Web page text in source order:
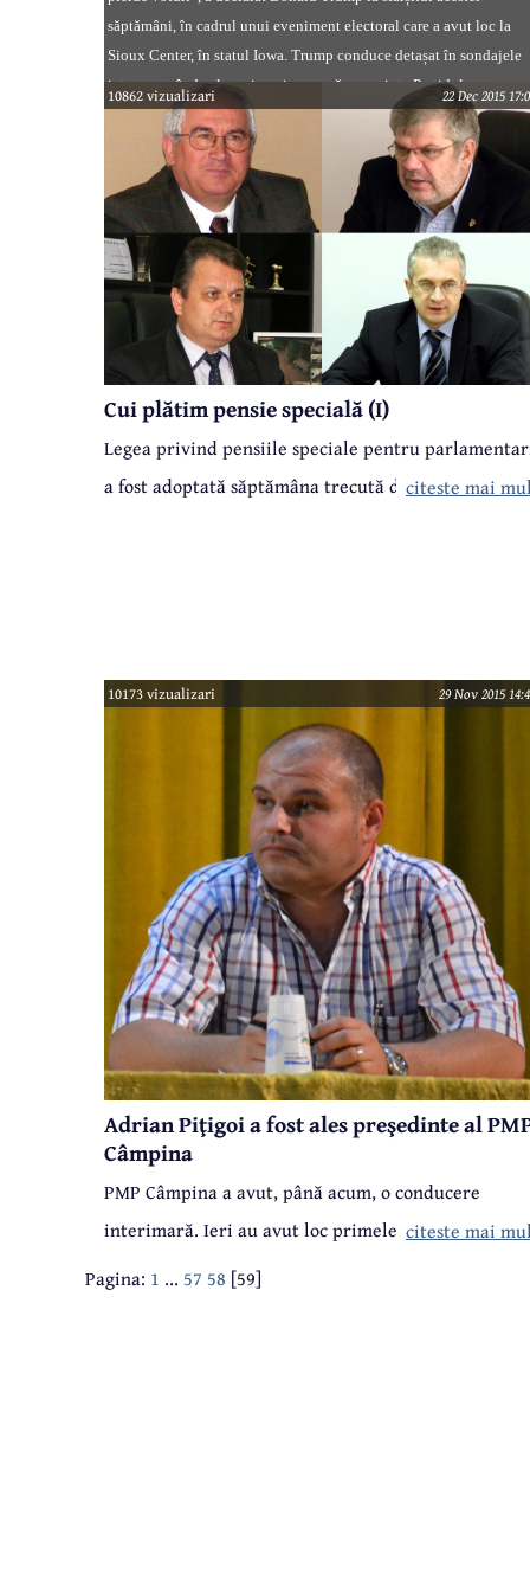
săptămâni, în cadrul unui eveniment electoral care a avut loc la
Sioux Center, în statul Iowa. Trump conduce detașat în sondajele
interne, având cele mai mari șanse să reprezinte Partidul
Republican în cursa pentru Casa Albă. Controversatul politician
nu ratează nici o ocazie să se laude cu popularitatea pe care o are
în rândul americanilor.
10862 vizualizari 22 Dec 2015
Cui plătim pensie specială (I)
Legea privind pensiile speciale pentru
a fost adoptată săptămâna trecută de senatori și
care vor beneficia de pensia specială sunt și patru
câmpineni foarte cunoscuți: Victor Bercăroiu,
Anghel, Virgil Guran și George Severin, adică patru
oameni de afaceri. Dar mai sunt și alți trei foști sau
actuali parlamentari mai puțin cunoscuți.
citeste mai
10173 vizualizari 29 Nov 2015
Adrian Piţigoi a fost ales preşedinte al
Câmpina
PMP Câmpina a avut, până acum, o conducere
interimară. Ieri au avut loc primele alegeri la
nivelul organizației municipale, iar președinte a fost
citeste mai
Pagina: 1 ... 57 58 [59]